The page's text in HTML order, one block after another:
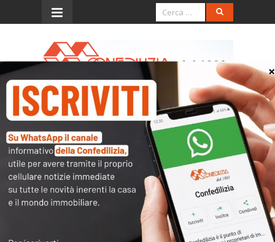
Menu
Il Resto del Carlino –
4.5.2016 – Il problema sono
i costi per gli spazi
commerciali